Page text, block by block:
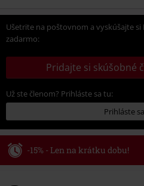
Ušetrite na poštovnom a vyskúšajte si
zadarmo:
Pridajte si skúšobné
Už ste členom? Prihláste sa tu:
Prihláste
-15% - Len na krátku dobu!